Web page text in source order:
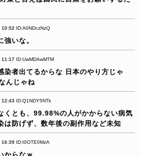
10:52 ID:A0NDczNzQ
強いな。
11:17 ID:UwMDAwMTM
染者出てるからな 日本のやり方じゃ
んじゃね
12:43 ID:Q1NDY5NTk
くとも、99.98%の人がかからない病気
は防げず、数年後の副作用など未知
16:39 ID:I0OTE0MzA
からなｗ